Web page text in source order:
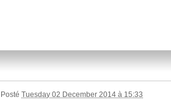
PostéTuesday 02 December 2014 à 15:33